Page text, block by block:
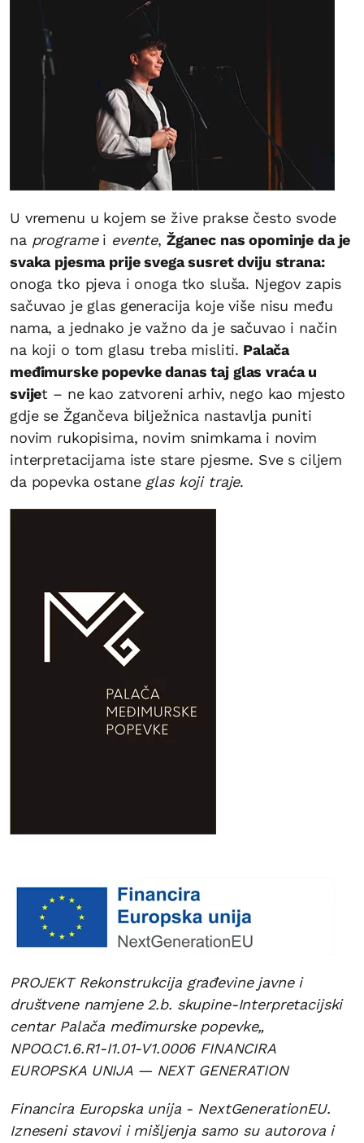
U vremenu u kojem se žive prakse često svode
na programei evente, Žganec nas opominje da je
svaka pjesma prije svega susret dviju strana:
onoga tko pjeva i onoga tko sluša. Njegov zapis
sačuvao je glas generacija koje više nisu među
nama, a jednako je važno da je sačuvao i način
na koji o tom glasu treba misliti. Palača
međimurske popevke danas taj glas vraća u
svijet – ne kao zatvoreni arhiv, nego kao mjesto
gdje se Žgančeva bilježnica nastavlja puniti
novim rukopisima, novim snimkama i novim
interpretacijama iste stare pjesme. Sve s ciljem
da popevka ostane glas koji traje.
PROJEKT Rekonstrukcija građevine javne i
društvene namjene 2.b. skupine-Interpretacijski
centar Palača međimurske popevke„
NPOO.C1.6.R1-I1.01-V1.0006 FINANCIRA
EUROPSKA UNIJA — NEXT GENERATION
Financira Europska unija - NextGenerationEU.
Izneseni stavovi i mišljenja samo su autorova i